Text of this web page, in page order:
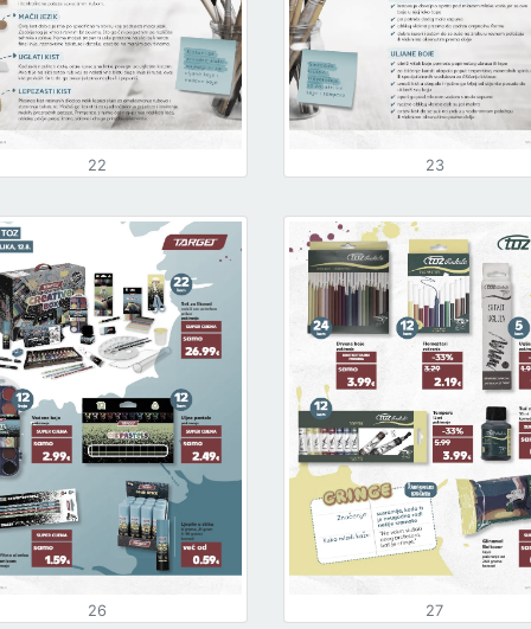
22 23
26 27